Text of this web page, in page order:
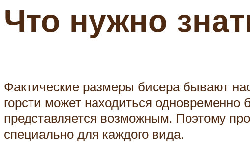
Что нужно
Фактические размеры бисера бывают
горсти может находиться
представляется возможным. Поэтому
специально для каждого вида.